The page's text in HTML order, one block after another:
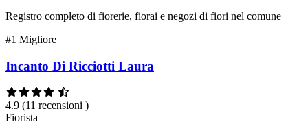
Registro completo di fiorerie, fiorai e negozi di fiori nel comune
#1 Migliore
Incanto Di Ricciotti Laura
4.9 (11 recensioni )
Fiorista